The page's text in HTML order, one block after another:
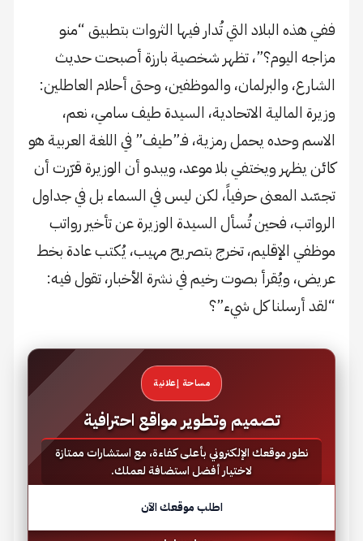
ففي هذه البلاد التي تُدار فيها الثروات بتطبيق “منو
مزاجه اليوم؟”، تظهر شخصية بارزة أصبحت حديث
الشارع، والبرلمان، والموظفين، وحتى أحلام العاطلين:
وزيرة المالية الاتحادية، السيدة طيف سامي، نعم،
الاسم وحده يحمل رمزية، فـ”طيف” في اللغة العربية هو
كائن يظهر ويختفي بلا موعد، ويبدو أن الوزيرة قرّرت أن
تجسّد المعنى حرفياً، لكن ليس في السماء بل في جداول
الرواتب، فحين تُسأل السيدة الوزيرة عن تأخير رواتب
موظفي الإقليم، تخرج بتصريح مهيب، يُكتب عادة بخط
عريض، ويُقرأ بصوت رخيم في نشرة الأخبار، تقول فيه:
“لقد أرسلنا كل شيء”؟
مساحة إعلانية
تصميم وتطوير مواقع احترافية
نطور موقعك الإلكتروني بأعلى كفاءة، مع استشارات ممتازة
لاختيار أفضل استضافة لعملك.
اطلب موقعك الآن